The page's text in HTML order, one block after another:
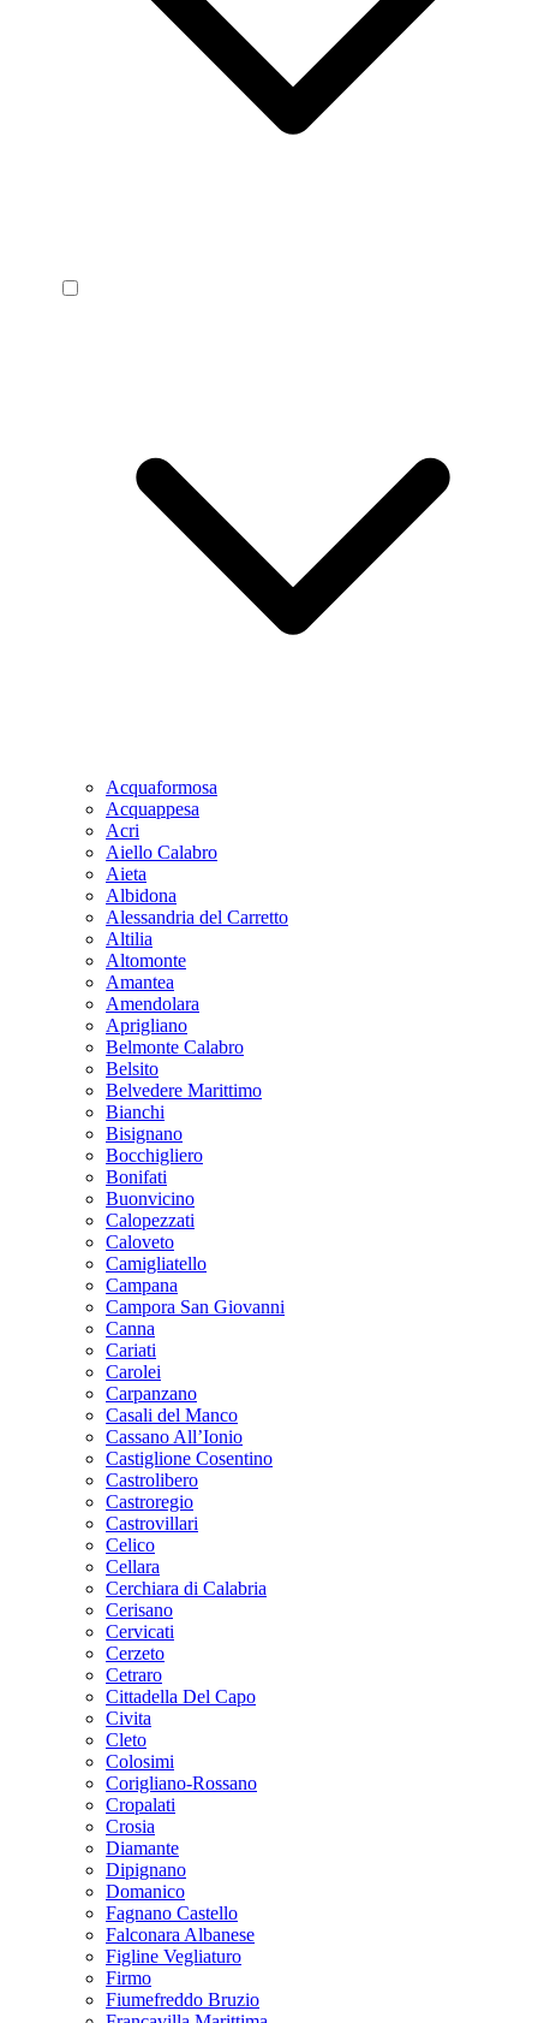
Acquaformosa
Acquappesa
Acri
Aiello Calabro
Aieta
Albidona
Alessandria del Carretto
Altilia
Altomonte
Amantea
Amendolara
Aprigliano
Belmonte Calabro
Belsito
Belvedere Marittimo
Bianchi
Bisignano
Bocchigliero
Bonifati
Buonvicino
Calopezzati
Caloveto
Camigliatello
Campana
Campora San Giovanni
Canna
Cariati
Carolei
Carpanzano
Casali del Manco
Cassano All’Ionio
Castiglione Cosentino
Castrolibero
Castroregio
Castrovillari
Celico
Cellara
Cerchiara di Calabria
Cerisano
Cervicati
Cerzeto
Cetraro
Cittadella Del Capo
Civita
Cleto
Colosimi
Corigliano-Rossano
Cropalati
Crosia
Diamante
Dipignano
Domanico
Fagnano Castello
Falconara Albanese
Figline Vegliaturo
Firmo
Fiumefreddo Bruzio